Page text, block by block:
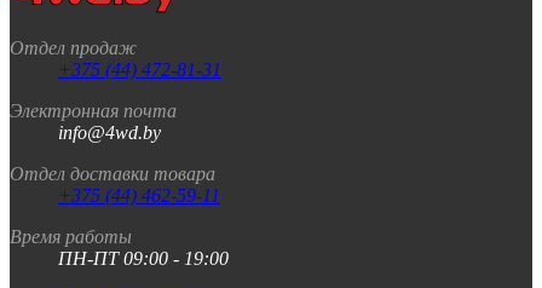
Отдел продаж
+375 (44) 472-81-31
Электронная почта
info@4wd.by
Отдел доставки товара
+375 (44) 462-59-11
Время работы
ПН-ПТ 09:00 - 19:00